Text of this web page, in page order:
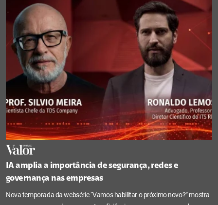
IA amplia a importância de segurança, redes e
governança nas empresas
Nova temporada da websérie “Vamos habilitar o próximo novo?” mostra